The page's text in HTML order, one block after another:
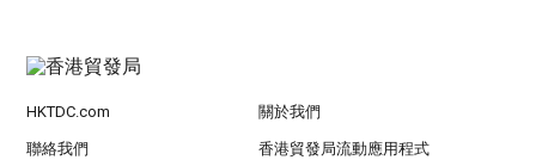
HKTDC.com 關於我們
聯絡我們 香港貿發局流動應用程式